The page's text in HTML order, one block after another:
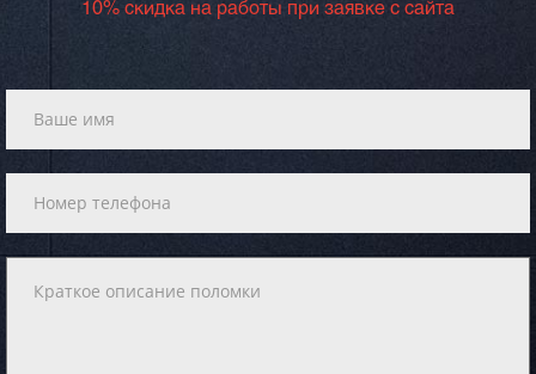
10% скидка на работы при заявке с сайта